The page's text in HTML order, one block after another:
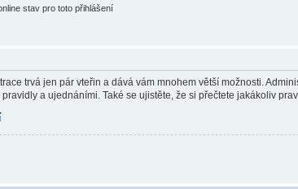
stav pro toto přihlášení
trvá jen pár vteřin a dává vám mnohem větší možnosti.
a ujednáními. Také se ujistěte, že si přečtete jakákoliv